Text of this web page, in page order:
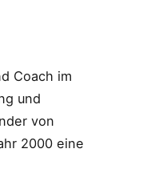
Coach im
und
von
2000 eine